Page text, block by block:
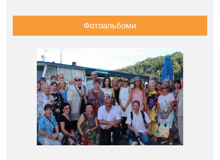
Фотоальбоми
2019